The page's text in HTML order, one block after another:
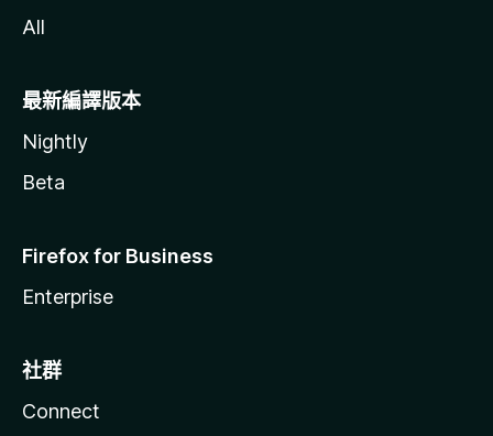
All
最新編譯版本
Nightly
Beta
Firefox for Business
Enterprise
社群
Connect